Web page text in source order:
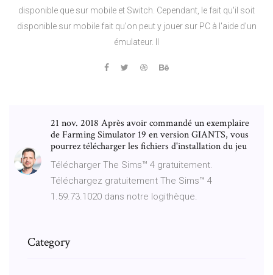
disponible que sur mobile et Switch. Cependant, le fait qu'il soit
disponible sur mobile fait qu'on peut y jouer sur PC à l'aide d'un
émulateur. Il
21 nov. 2018 Après avoir commandé un exemplaire
de Farming Simulator 19 en version GIANTS, vous
pourrez télécharger les fichiers d'installation du jeu
Télécharger The Sims™ 4 gratuitement.
Téléchargez gratuitement The Sims™ 4
1.59.73.1020 dans notre logithèque.
Category